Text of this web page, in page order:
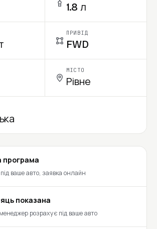
1.8 л
ПРИВІД
FWD
МІСТО
Рівне
програма
ваше авто, заявка онлайн
показана
розрахує під ваше авто